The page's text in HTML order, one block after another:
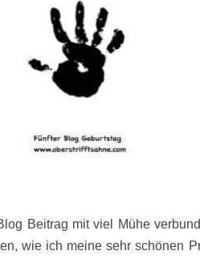
Beitrag mit viel Mühe
wie ich meine sehr schönen